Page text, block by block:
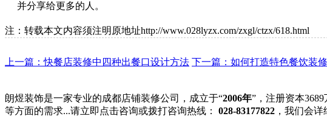
并分享给更多的人。
注：转载本文内容须注明原地址http://www.028lyzx.com/zxgl/ctzx/618.html
上一篇：快餐店装修中四种出餐口设计方法 下一篇：如何打造特色餐饮装
朗煜装饰是一家专业的成都店铺装修公司，成立于“2006年”，注册资本
等方面的需求...请立即点击咨询或拨打咨询热线：
028-83177822 ，我们会